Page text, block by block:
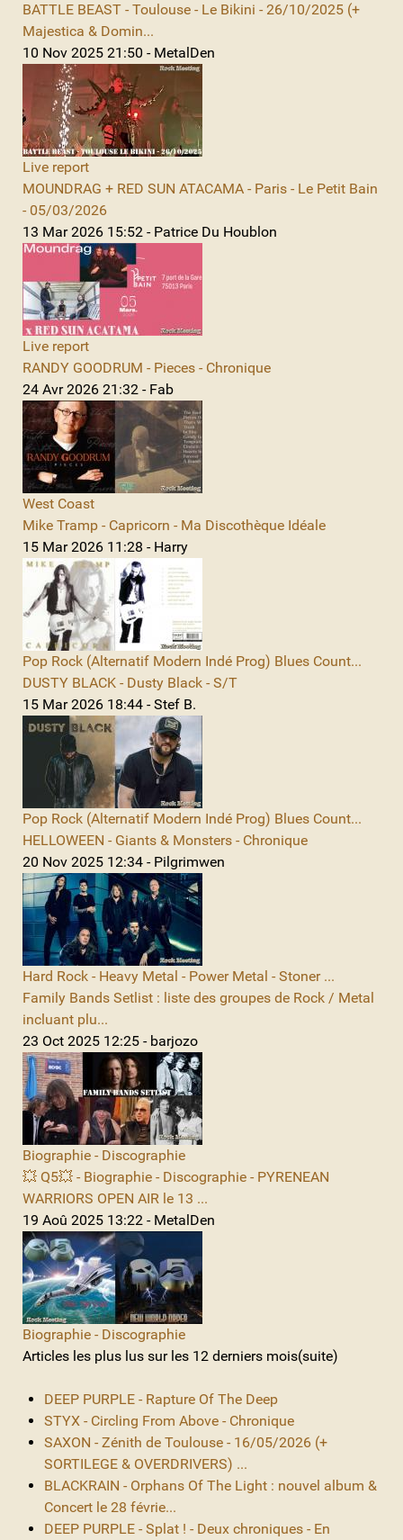
BATTLE BEAST - Toulouse - Le Bikini - 26/10/2025 (+
Majestica & Domin...
10 Nov 2025 21:50 - MetalDen
Live report
MOUNDRAG + RED SUN ATACAMA - Paris - Le Petit Bain
- 05/03/2026
13 Mar 2026 15:52 - Patrice Du Houblon
Live report
RANDY GOODRUM - Pieces - Chronique
24 Avr 2026 21:32 - Fab
West Coast
Mike Tramp - Capricorn - Ma Discothèque Idéale
15 Mar 2026 11:28 - Harry
Pop Rock (Alternatif Modern Indé Prog) Blues Count...
DUSTY BLACK - Dusty Black - S/T
15 Mar 2026 18:44 - Stef B.
Pop Rock (Alternatif Modern Indé Prog) Blues Count...
HELLOWEEN - Giants & Monsters - Chronique
20 Nov 2025 12:34 - Pilgrimwen
Hard Rock - Heavy Metal - Power Metal - Stoner ...
Family Bands Setlist : liste des groupes de Rock / Metal
incluant plu...
23 Oct 2025 12:25 - barjozo
Biographie - Discographie
💥 Q5💥 - Biographie - Discographie - PYRENEAN
WARRIORS OPEN AIR le 13 ...
19 Aoû 2025 13:22 - MetalDen
Biographie - Discographie
Articles les plus lus sur les 12 derniers mois(suite)
DEEP PURPLE - Rapture Of The Deep
STYX - Circling From Above - Chronique
SAXON - Zénith de Toulouse - 16/05/2026 (+
SORTILEGE & OVERDRIVERS) ...
BLACKRAIN - Orphans Of The Light : nouvel album &
Concert le 28 févrie...
DEEP PURPLE - Splat ! - Deux chroniques - En